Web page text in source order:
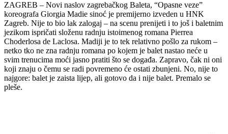
ZAGREB – Novi naslov zagrebačkog Baleta, “Opasne veze”
koreografa Giorgia Madie sinoć je premijerno izveden u HNK
Zagreb. Nije to bio lak zalogaj – na scenu prenijeti i to još i baletnim
jezikom ispričati složenu radnju istoimenog romana Pierrea
Choderlosa de Laclosa. Madiji je to tek relativno pošlo za rukom –
netko tko ne zna radnju romana po kojem je balet nastao neće u
svim trenucima moći jasno pratiti što se događa. Zapravo, čak ni oni
koji znaju o čemu se radi povremeno će ostati zbunjeni. No, nije to
najgore: balet je zaista lijep, ali gotovo da i nije balet. Premalo se
pleše.